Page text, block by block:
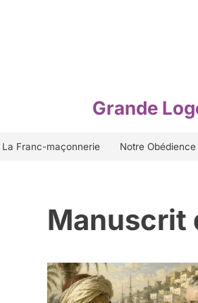
Grande
La Franc-maçonnerie Notre Obédience
Manuscrit